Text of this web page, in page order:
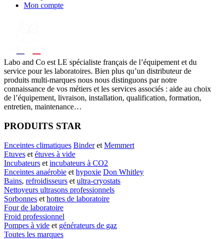
Mon compte
Labo and Co est LE spécialiste français de l’équipement et du
service pour les laboratoires. Bien plus qu’un distributeur de
produits multi-marques nous nous distinguons par notre
connaissance de vos métiers et les services associés : aide au choix
de l’équipement, livraison, installation, qualification, formation,
entretien, maintenance…
PRODUITS STAR
Enceintes climatiques Binderet Memmert
Etuves et étuves à vide
Incubateurs et incubateurs à CO2
Enceintes anaérobie et hypoxie Don Whitley
Bains, refroidisseurs et ultra-cryostats
Nettoyeurs ultrasons professionnels
Sorbonnes et hottes de laboratoire
Four de laboratoire
Froid professionnel
Pompes à vide et générateurs de gaz
Toutes les marques